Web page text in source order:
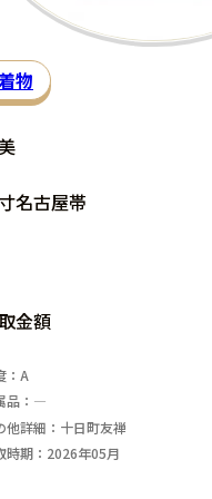
物
名古屋帯
金額
：A
品：―
他詳細：十日町友禅
時期：2026年05月